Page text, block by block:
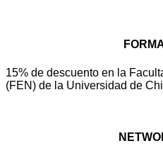
15% de descuento en la
(FEN) de la Universidad de